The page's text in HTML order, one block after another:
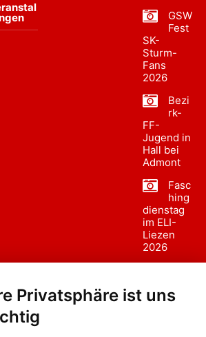
Privatsphäre ist uns
GSW
Fest
SK-
Sturm-
Fans
2026
Bezi
rk-
FF-
Jugend in
Hall bei
Admont
Fasc
hing
dienstag
im ELI-
Liezen
2026
sumzug